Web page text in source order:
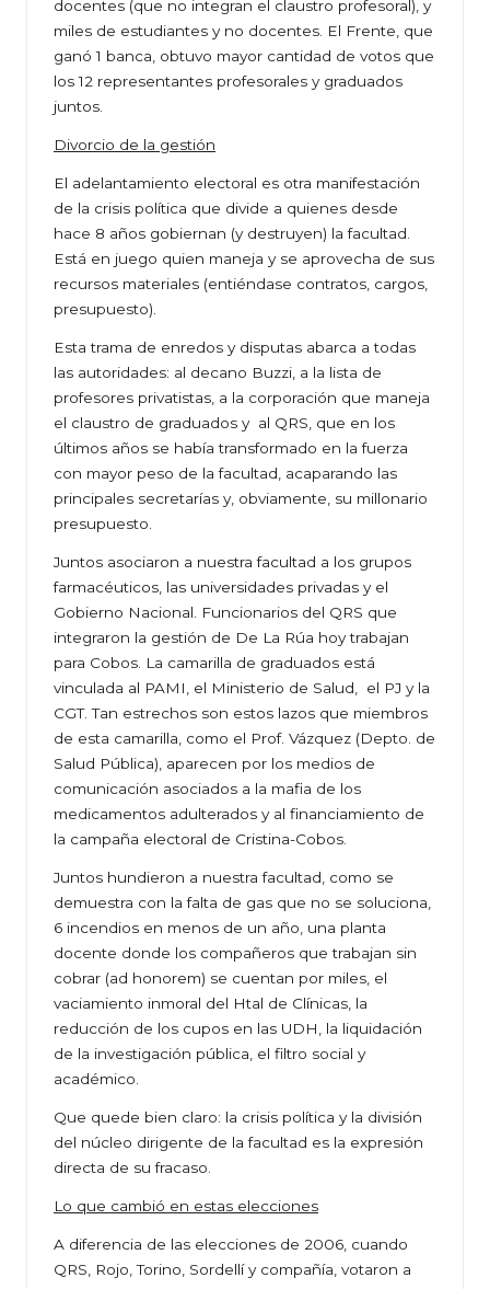
docentes (que no integran el claustro profesoral), y
miles de estudiantes y no docentes. El Frente, que
ganó 1 banca, obtuvo mayor cantidad de votos que
los 12 representantes profesorales y graduados
juntos.
Divorcio de la gestión
El adelantamiento electoral es otra manifestación
de la crisis política que divide a quienes desde
hace 8 años gobiernan (y destruyen) la facultad.
Está en juego quien maneja y se aprovecha de sus
recursos materiales (entiéndase contratos, cargos,
presupuesto).
Esta trama de enredos y disputas abarca a todas
las autoridades: al decano Buzzi, a la lista de
profesores privatistas, a la corporación que maneja
el claustro de graduados y al QRS, que en los
últimos años se había transformado en la fuerza
con mayor peso de la facultad, acaparando las
principales secretarías y, obviamente, su millonario
presupuesto.
Juntos asociaron a nuestra facultad a los grupos
farmacéuticos, las universidades privadas y el
Gobierno Nacional. Funcionarios del QRS que
integraron la gestión de De La Rúa hoy trabajan
para Cobos. La camarilla de graduados está
vinculada al PAMI, el Ministerio de Salud, el PJ y la
CGT. Tan estrechos son estos lazos que miembros
de esta camarilla, como el Prof. Vázquez (Depto. de
Salud Pública), aparecen por los medios de
comunicación asociados a la mafia de los
medicamentos adulterados y al financiamiento de
la campaña electoral de Cristina-Cobos.
Juntos hundieron a nuestra facultad, como se
demuestra con la falta de gas que no se soluciona,
6 incendios en menos de un año, una planta
docente donde los compañeros que trabajan sin
cobrar (ad honorem) se cuentan por miles, el
vaciamiento inmoral del Htal de Clínicas, la
reducción de los cupos en las UDH, la liquidación
de la investigación pública, el filtro social y
académico.
Que quede bien claro: la crisis política y la división
del núcleo dirigente de la facultad es la expresión
directa de su fracaso.
Lo que cambió en estas elecciones
A diferencia de las elecciones de 2006, cuando
QRS, Rojo, Torino, Sordellí y compañía, votaron a